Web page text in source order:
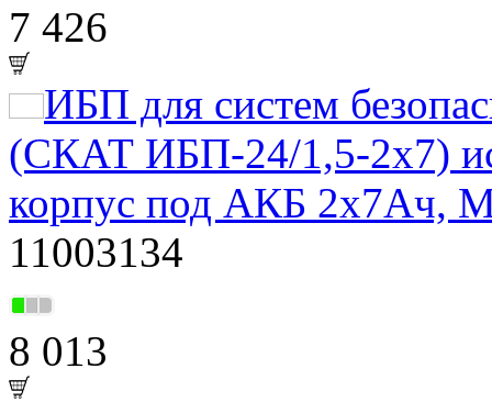
7 426
ИБП для систем
(СКАТ ИБП-24/1,5-2x7)
корпус под АКБ 2х7Ач,
11003134
8 013